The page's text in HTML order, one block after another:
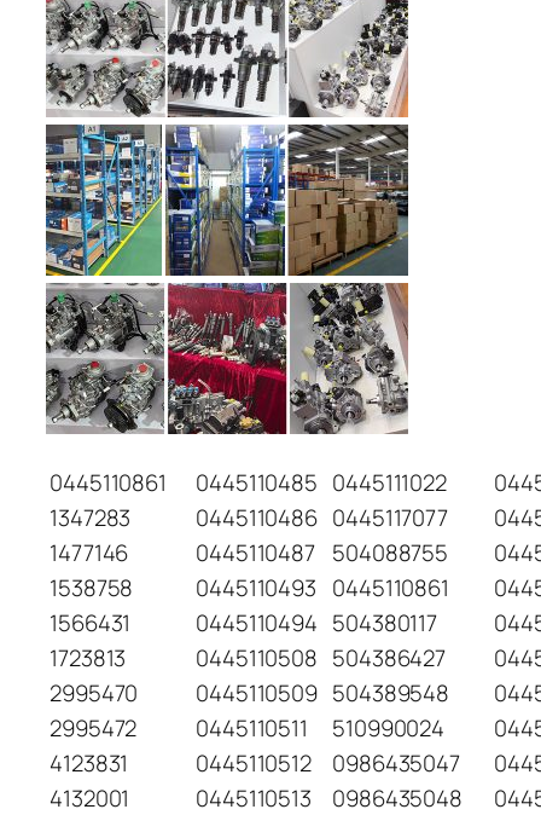
0445110861 0445110485 0445111022
1347283
0445110486 0445117077
1477146
0445110487 504088755
1538758
0445110493 0445110861
1566431
0445110494 504380117
1723813
0445110508 504386427
2995470
0445110509 504389548
2995472
0445110511 510990024
4123831
0445110512 0986435047
4132001
0445110513 0986435048